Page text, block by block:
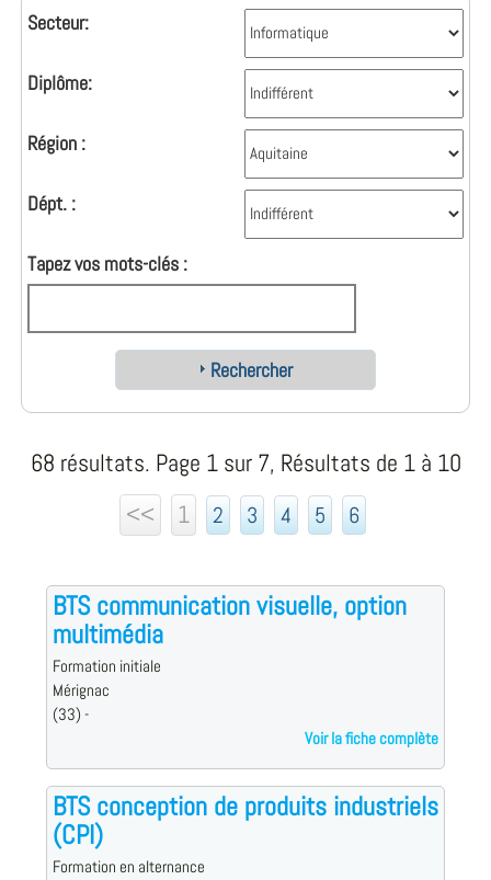
Secteur:
Diplôme:
Région :
Dépt. :
Tapez vos mots-clés :
Rechercher
68 résultats. Page 1 sur 7, Résultats de 1 à 10
<<
1 2 3 4 5 6
BTS communication visuelle, option
multimédia
Formation initiale
Mérignac
(33) -
Voir la fiche complète
BTS conception de produits industriels
(CPI)
Formation en alternance